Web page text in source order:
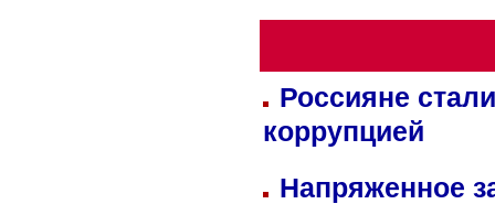
Россияне
коррупцией
Напряженное